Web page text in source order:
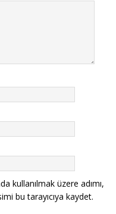
kullanılmak üzere adımı,
bu tarayıcıya kaydet.